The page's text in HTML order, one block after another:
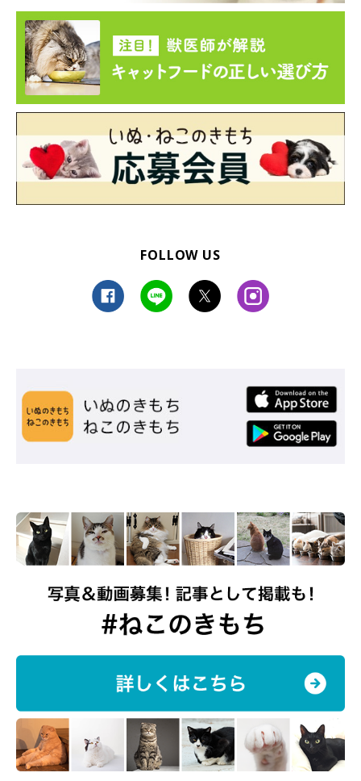
※写真はスマホアプリ「いぬ・ねこのきもち」で投稿されたもの
です。
※記事と写真に関連性はありませんので予めご了承ください。
FOLLOW US